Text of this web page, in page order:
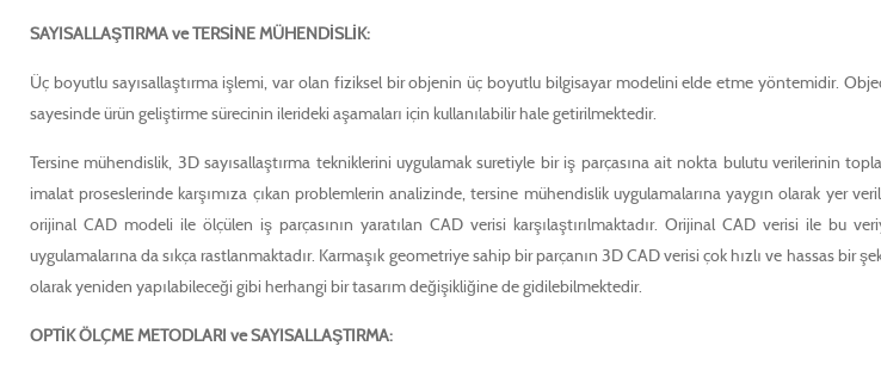
SAYISALLAŞTIRMA ve TERSİNE MÜHENDİSLİK:
Üç boyutlu sayısallaştırma işlemi, var olan fiziksel bir objenin üç boyutlu bilgisayar modelini elde etme yöntemidir.
sayesinde ürün geliştirme sürecinin ilerideki aşamaları için kullanılabilir hale getirilmektedir.
Tersine mühendislik, 3D sayısallaştırma tekniklerini uygulamak suretiyle bir iş parçasına ait nokta bulutu verilerinin
imalat proseslerinde karşımıza çıkan problemlerin analizinde, tersine mühendislik uygulamalarına yaygın olarak yer
orijinal CAD modeli ile ölçülen iş parçasının yaratılan CAD verisi karşılaştırılmaktadır. Orijinal CAD verisi ile bu
uygulamalarına da sıkça rastlanmaktadır. Karmaşık geometriye sahip bir parçanın 3D CAD verisi çok hızlı ve hassas bir
olarak yeniden yapılabileceği gibi herhangi bir tasarım değişikliğine de gidilebilmektedir.
OPTİK ÖLÇME METODLARI ve SAYISALLAŞTIRMA: